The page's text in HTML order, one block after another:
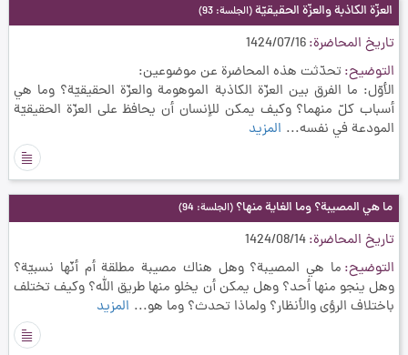
العزّة الكاذبة والعزّة الحقيقيّة(الجلسة: 93)
تاريخ المحاضرة 1424/07/16
التوضيح تحدّثت هذه المحاضرة عن موضوعين:
الأوّل: ما الفرق بين العزّة الكاذبة الموهومة والعزّة الحقيقيّة؟ وما هي
أسباب كلّ منهما؟ وكيف يمكن للإنسان أن يحافظ على العزّة الحقيقيّة
المودعة في نفسه... المزيد
ما هي المصيبة؟ وما الغاية منها؟ (الجلسة: 94)
تاريخ المحاضرة 1424/08/14
التوضيح ما هي المصيبة؟ وهل هناك مصيبة مطلقة أم أنّها نسبيّة؟
وهل ينجو منها أحد؟ وهل يمكن أن يخلو منها طريق الله؟ وكيف تختلف
باختلاف الرؤى والأنظار؟ ولماذا تحدث؟ وما هو... المزيد